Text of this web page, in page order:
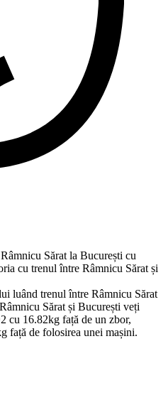
Sărat la București cu
cu trenul între Râmnicu Sărat și
luând trenul între Râmnicu Sărat
Sărat și București veți
cu 16.82kg față de un zbor,
față de folosirea unei mașini.